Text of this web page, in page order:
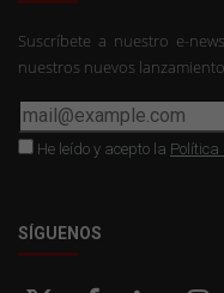
Suscríbete a nuestro e-
nuestros nuevos
He leído y acepto la
SÍGUENOS